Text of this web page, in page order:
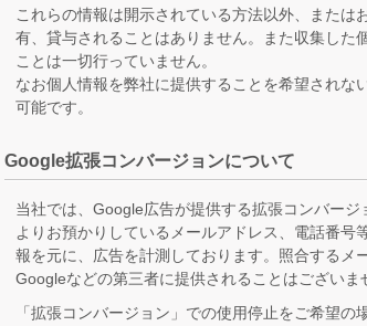
これらの情報は開示されている方法以外、また
有、貸与されることはありません。また収集した
ことは一切行っていません。
なお個人情報を弊社に提供することを希望されな
可能です。
Google拡張コンバージョンについて
当社では、Google広告が提供する拡張コンバー
よりお預かりしているメールアドレス、電話番
報を元に、広告を計測しております。照合するメ
Googleなどの第三者に提供されることはございま
「拡張コンバージョン」での使用停止をご希望